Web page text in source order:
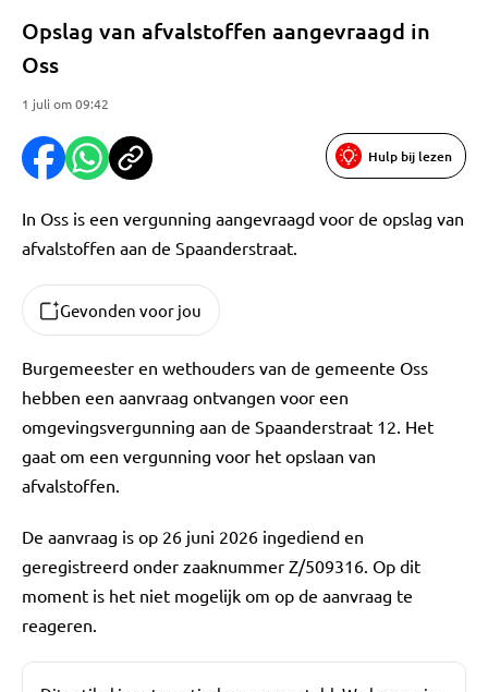
Opslag van afvalstoffen aangevraagd in
Oss
1 juli om 09:42
Hulp bij lezen
In Oss is een vergunning aangevraagd voor de opslag van
afvalstoffen aan de Spaanderstraat.
Gevonden voor jou
Burgemeester en wethouders van de gemeente Oss
hebben een aanvraag ontvangen voor een
omgevingsvergunning aan de Spaanderstraat 12. Het
gaat om een vergunning voor het opslaan van
afvalstoffen.
De aanvraag is op 26 juni 2026 ingediend en
geregistreerd onder zaaknummer Z/509316. Op dit
moment is het niet mogelijk om op de aanvraag te
reageren.